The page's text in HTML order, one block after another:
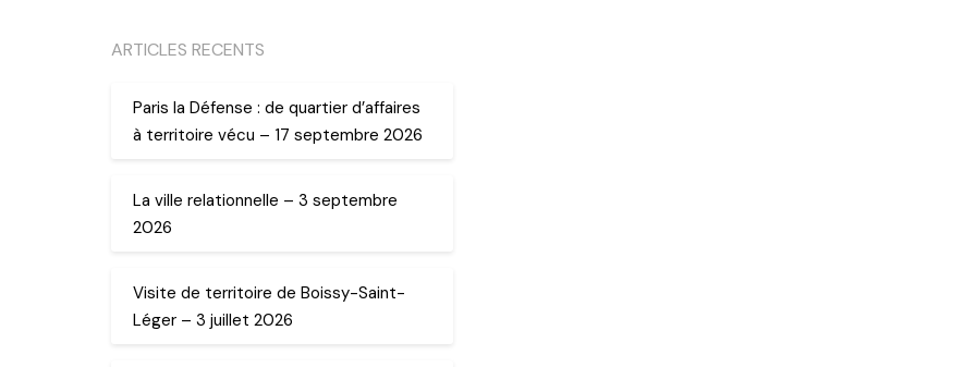
ARTICLES RECENTS
Paris la Défense : de quartier d’affaires
à territoire vécu – 17 septembre 2026
La ville relationnelle – 3 septembre
2026
Visite de territoire de Boissy-Saint-
Léger – 3 juillet 2026